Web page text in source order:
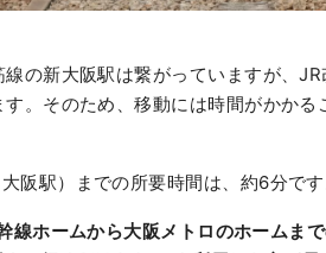
の新大阪駅は繋がっていますが、
。そのため、移動には時間がかかる
阪駅）までの所要時間は、約6分です
線ホームから大阪メトロのホームま